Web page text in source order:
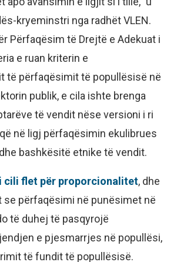
kryeminstri nga radhët VLEN.
Përfaqësim të Drejtë e Adekuat i
e ruan kriterin e
të përfaqësimit të popullësisë në
publik, e cila ishte brenga
të vendit nëse versioni i ri
në ligj përfaqësimin ekulibrues
bashkësitë etnike të vendit.
cili flet për proporcionalitet, dhe
se përfaqësimi në punësimet në
të duhej të pasqyrojë
e pjesmarrjes në popullësi,
të fundit të popullësisë.